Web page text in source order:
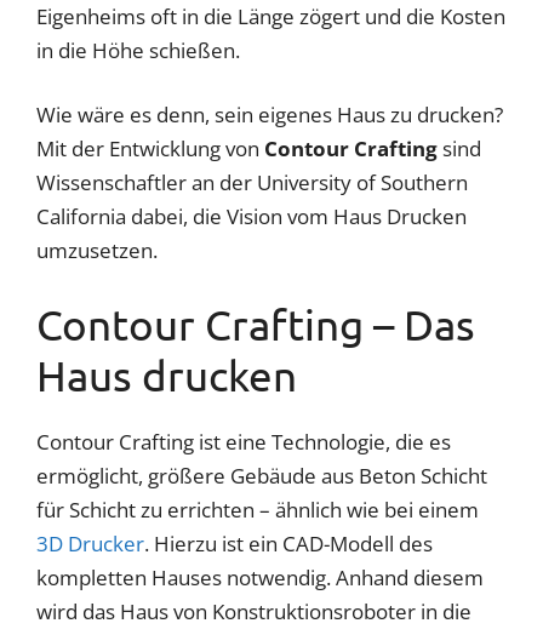
Eigenheims oft in die Länge zögert und die Kosten
in die Höhe schießen.
Wie wäre es denn, sein eigenes Haus zu drucken?
Mit der Entwicklung von Contour Craftingsind
Wissenschaftler an der University of Southern
California dabei, die Vision vom Haus Drucken
umzusetzen.
Contour Crafting – Das
Haus drucken
Contour Crafting ist eine Technologie, die es
ermöglicht, größere Gebäude aus Beton Schicht
für Schicht zu errichten – ähnlich wie bei einem
3D Drucker. Hierzu ist ein CAD-Modell des
kompletten Hauses notwendig. Anhand diesem
wird das Haus von Konstruktionsroboter in die